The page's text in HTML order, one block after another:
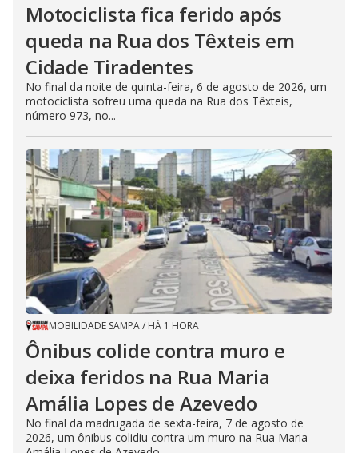
Motociclista fica ferido após
queda na Rua dos Têxteis em
Cidade Tiradentes
No final da noite de quinta-feira, 6 de agosto de 2026, um
motociclista sofreu uma queda na Rua dos Têxteis,
número 973, no...
MOBILIDADE SAMPA/ HÁ 1 HORA
Ônibus colide contra muro e
deixa feridos na Rua Maria
Amália Lopes de Azevedo
No final da madrugada de sexta-feira, 7 de agosto de
2026, um ônibus colidiu contra um muro na Rua Maria